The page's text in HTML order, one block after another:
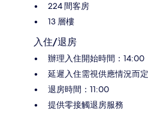
224 間客房
13 層樓
入住/退房
辦理入住開始時間：14:00
延遲入住需視供應情況而定
退房時間：11:00
提供零接觸退房服務